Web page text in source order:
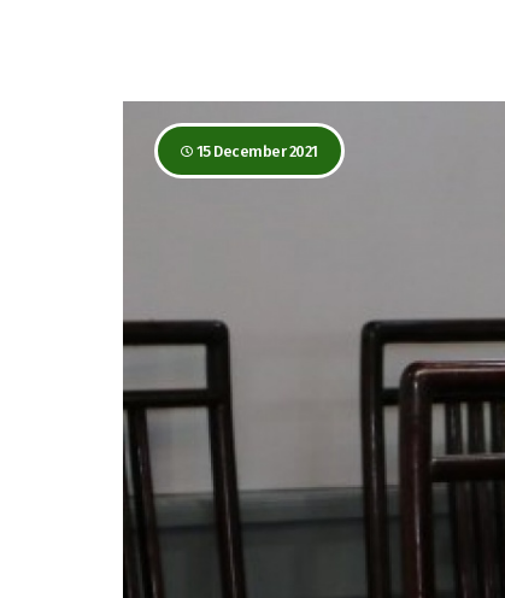
15 December 2021